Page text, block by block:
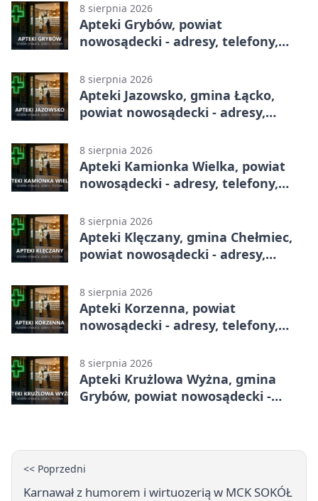
8 sierpnia 2026
Apteki Grybów, powiat
nowosądecki - adresy, telefony,
8 sierpnia 2026
Apteki Jazowsko, gmina Łącko,
powiat nowosądecki - adresy,
8 sierpnia 2026
Apteki Kamionka Wielka, powiat
nowosądecki - adresy, telefony,
8 sierpnia 2026
Apteki Klęczany, gmina Chełmiec,
powiat nowosądecki - adresy,
8 sierpnia 2026
Apteki Korzenna, powiat
nowosądecki - adresy, telefony,
8 sierpnia 2026
Apteki Krużlowa Wyżna, gmina
Grybów, powiat nowosądecki -
<< Poprzedni
Karnawał z humorem i wirtuozerią w MCK SOKÓŁ